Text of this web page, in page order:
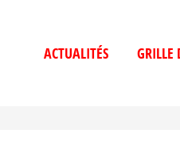
ACTUALITÉS GRILLE